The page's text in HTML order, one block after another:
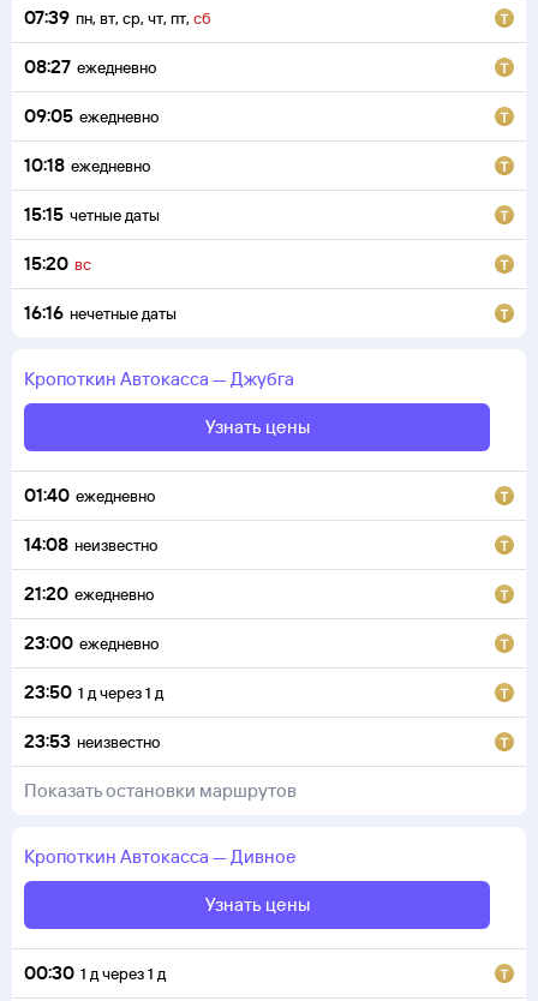
07:39 пн, вт, ср, чт, пт, сб
08:27 ежедневно
09:05 ежедневно
10:18 ежедневно
15:15 четные даты
15:20 вс
16:16 нечетные даты
Кропоткин Автокасса —Джубга
Узнать цены
01:40 ежедневно
14:08 неизвестно
21:20 ежедневно
23:00 ежедневно
23:50 1 дчерез1 д
23:53 неизвестно
Показать остановки маршрутов
Кропоткин Автокасса —Дивное
Узнать цены
00:30 1 дчерез1 д